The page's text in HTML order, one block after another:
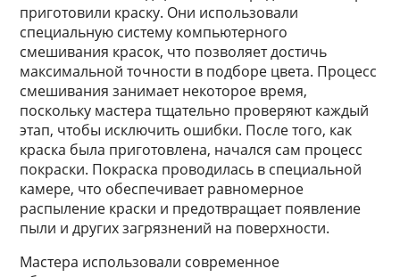
приготовили краску. Они использовали
специальную систему компьютерного
смешивания красок, что позволяет достичь
максимальной точности в подборе цвета. Процесс
смешивания занимает некоторое время,
поскольку мастера тщательно проверяют каждый
этап, чтобы исключить ошибки. После того, как
краска была приготовлена, начался сам процесс
покраски. Покраска проводилась в специальной
камере, что обеспечивает равномерное
распыление краски и предотвращает появление
пыли и других загрязнений на поверхности.
Мастера использовали современное